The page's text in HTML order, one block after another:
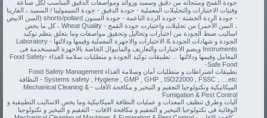
جودة القمح ومنتجاته من دقيق وسميد وزوائد ومواصفات الدقيق المناسب لكل صناعة
وفنيات الاختبارات والتحليلات المعملية - جودة الدقيق - جودة السيمولينا / السميد ، الفارينا
- جودة الردة الخشنة - جودة الردة الناعمة - جودة السنون shorts/pollard (السن الابيض
، السن الأحمر) من تحليلات واختبارت جودة القمح - Wheat Quality ، كل ما يخص
اساليب ضبط الجودة من اختبارات وتحاليل وتحقيق مواصفات وما يتعلق بنظم توكيد
الجودة و شهادات الجودة & الاختبارات والاجهزة المعملية وقيمها ودلالتها - Laboratory
Instruments ويضم الاختبارات والتعاريف والمانيوال الخاصة بالاجهزة المستخدمة فى
المعامل وقيمها ودلالتها ... تطبيقات توكيد الجودة و متطلبات سلامة الغذاء Food Safety-
Safe Food-
تطبيقات اشتراطات و متطلبات أمان وسلامة الغذاء Food Safety Management
Systems safety , Hygiene , GMP , GHP , ISO22000 , FSSC , ....etc - النظافة
الميكانيكية وتكنولوجيا التعقيم و التبخير و مكافحة الآفات - Mechanical Cleaning &
Fumigation & Pest Control
آليات وطرق تنظيف المعدات و عمليات النظافة الميكانيكية وما يخص الاساليب التطبيقية و
الوقائية فى تكنولوجيا التبخير و التعقيم و مكافحة الافات - التعقيم و التبخير و تكنولوجيا